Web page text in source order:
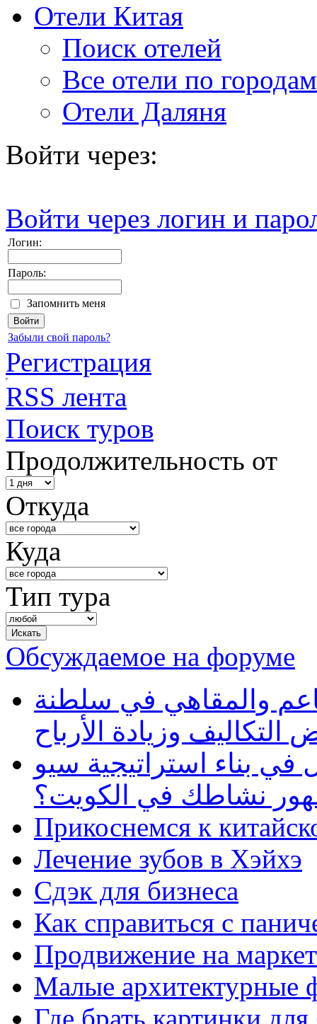
Отели Китая
Поиск отелей
Все отели по городам
Отели Даляня
Войти через:
Войти через логин и
Логин:
Пароль:
Запомнить меня
Забыли свой пароль?
Регистрация
RSS лента
Поиск туров
Продолжительность от
Откуда
Куда
Тип тура
Обсуждаемое на форуме
والمقاهي في سلطنة
وزيادة الأرباح
بناء استراتيجية سيو
نشاطك في الكويت؟
Прикоснемся к
Лечение зубов в Хэйхэ
Сдэк для бизнеса
Как справиться с
Продвижение на
Малые архитектурные